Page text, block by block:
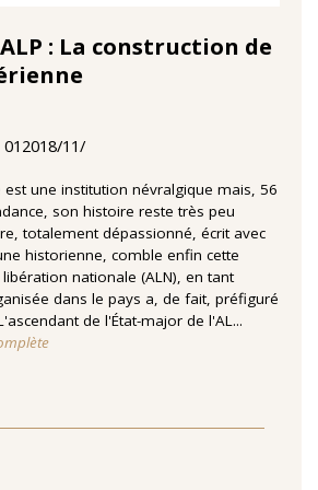
: La construction de
01‏/11‏/2018
une institution névralgique mais, 56
son histoire reste très peu
totalement dépassionné, écrit avec
historienne, comble enfin cette
nationale (ALN), en tant
dans le pays a, de fait, préfiguré
de l'État-major de l'AL...